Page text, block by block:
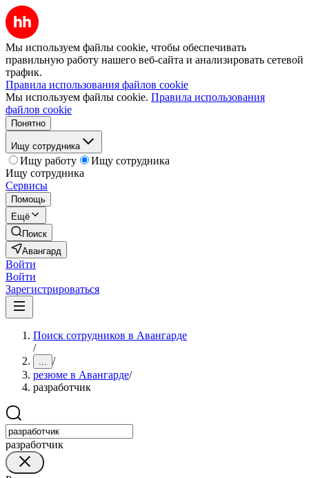
Мы используем файлы cookie, чтобы обеспечивать
правильную работу нашего веб-сайта и анализировать сетевой
трафик.
Правила использования файлов cookie
Мы используем файлы cookie. Правила использования
файлов cookie
Понятно
Ищу сотрудника
Ищу работу
Ищу сотрудника
Ищу сотрудника
Сервисы
Помощь
Ещё
Поиск
Авангард
Войти
Войти
Зарегистрироваться
Поиск сотрудников в Авангарде
/
... /
резюме в Авангарде/
разработчик
разработчик